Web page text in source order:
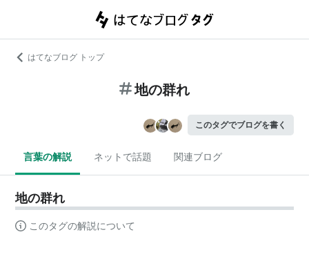
はてなブログ トップ
地の群れ
このタグでブログを書く
言葉の解説 ネットで話題 関連ブログ
地の群れ
このタグの解説について